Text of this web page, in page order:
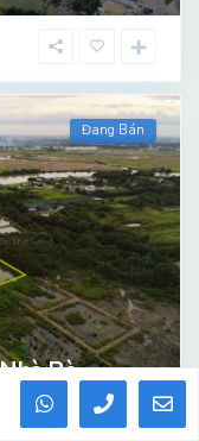
Đang Bán
Bè